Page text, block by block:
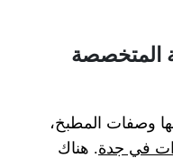
المتخصصة
وصفات المطبخ،
في جدة. هناك